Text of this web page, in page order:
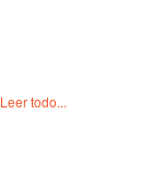
Leer todo...